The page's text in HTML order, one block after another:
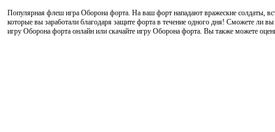
Популярная флеш игра Оборона форта. На ваш форт нападают вражеские солдаты,
которые вы заработали благодаря защите форта в течение одного дня! Сможете ли
игру Оборона форта онлайн или скачайте игру Оборона форта. Вы также можете